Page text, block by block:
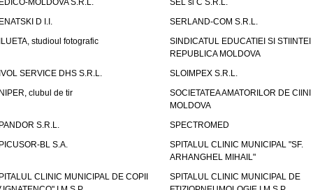
MOLDOVA S.R.L.
SEL si C S.R.L.
D I.I.
SERLAND-COM S.R.L.
studioul fotografic
SINDICATUL EDUCATIEI SI STIINTEI
REPUBLICA MOLDOVA
SERVICE DHS S.R.L.
SLOIMPEX S.R.L.
clubul de tir
SOCIETATEA AMATORILOR DE CIINI
MOLDOVA
S.R.L.
SPECTROMED
BL S.A.
SPITALUL CLINIC MUNICIPAL "SF.
ARHANGHEL MIHAIL"
CLINIC MUNICIPAL DE COPII
SPITALUL CLINIC MUNICIPAL DE